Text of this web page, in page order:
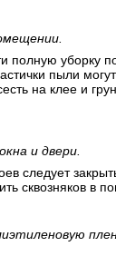
полную уборку
пыли
на клее и
и двери.
следует
сквозняков в